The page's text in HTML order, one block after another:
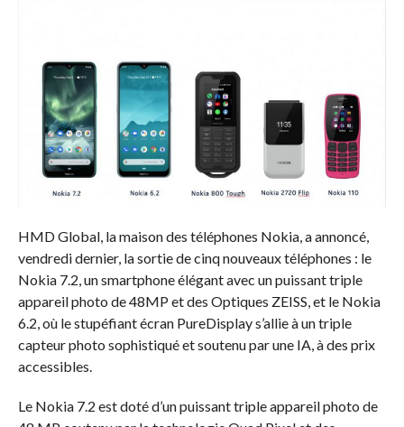
HMD Global, la maison des téléphones Nokia, a annoncé,
vendredi dernier, la sortie de cinq nouveaux téléphones : le
Nokia 7.2, un smartphone élégant avec un puissant triple
appareil photo de 48MP et des Optiques ZEISS, et le Nokia
6.2, où le stupéfiant écran PureDisplay s’allie à un triple
capteur photo sophistiqué et soutenu par une IA, à des prix
accessibles.
Le Nokia 7.2 est doté d’un puissant triple appareil photo de